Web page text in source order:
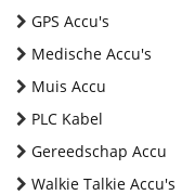
GPS Accu's
Medische Accu's
Muis Accu
PLC Kabel
Gereedschap Accu
Walkie Talkie Accu's